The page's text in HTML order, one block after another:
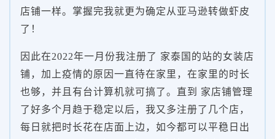
店铺一样。掌握完我就更为确定从亚马逊转做虾皮
了！
因此在2022年一月份我注册了 家泰国的站的女装店
铺，加上疫情的原因一直待在家里，在家里的时长
也够，并且有台计算机就可搞了。直到 家店铺管理
了好多个月趋于稳定以后，我又多注册了几个店，
每日就把时长花在店面上边，如今都可以平稳日出